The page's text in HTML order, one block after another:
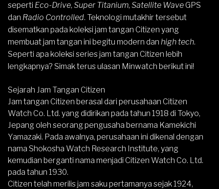
seperti Eco-Drive, Super Titanium, Satellite WaveGPS
dan Radio Controlled. Teknologi mutakhir tersebut
disematkan pada koleksi jam tangan Citizen yang
membuat jam tangan ini begitu modern dan high tech.
Seperti apa koleksi series jam tangan Citizen lebih
lengkapnya? Simak terus ulasan Minwatch berikut ini!
Sejarah Jam Tangan Citizen
Jam tangan Citizen berasal dari perusahaan Citizen
Watch Co. Ltd. yang didirikan pada tahun 1918 di Tokyo,
Jepang oleh seorang pengusaha bernama Kamekichi
Yamazaki. Pada awalnya, perusahaan ini dikenal dengan
nama Shokosha Watch Research Institute, yang
kemudian berganti nama menjadi Citizen Watch Co. Ltd.
pada tahun 1930.
Citizen telah merilis jam saku pertamanya sejak 1924,